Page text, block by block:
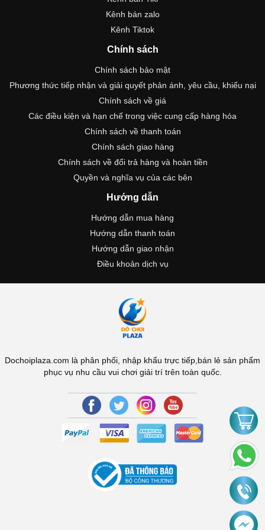
Kênh bán zalo
Kênh Tiktok
Chính sách
Chính sách bảo mật
Phương thức tiếp nhận và giải quyết phản ánh, yêu cầu, khiếu nại
Chính sách về giá
Các điều kiện và hạn chế trong việc cung cấp hàng hóa
Chính sách về thanh toán
Chính sách giao hàng
Chính sách về đổi trả hàng và hoàn tiền
Quyền và nghĩa vụ của các bên
Hướng dẫn
Hướng dẫn mua hàng
Hướng dẫn thanh toán
Hướng dẫn giao nhận
Điều khoản dịch vụ
Dochoiplaza.com là phân phối, nhập khẩu trực tiếp,bán lẻ sản phẩm
phục vụ nhu cầu vui chơi giải trí trên toàn quốc.